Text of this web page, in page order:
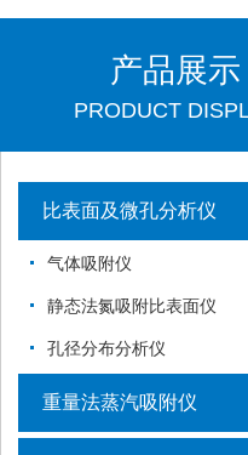
产品展示
PRODUCT
比表面及微孔分析仪
气体吸附仪
静态法氮吸附比表面仪
孔径分布分析仪
重量法蒸汽吸附仪